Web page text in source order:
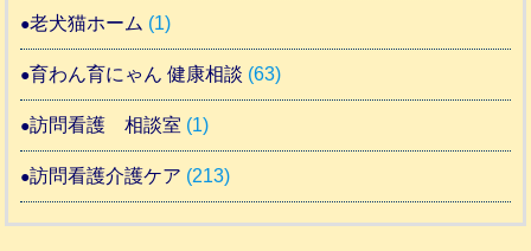
老犬猫ホーム (1)
育わん育にゃん 健康相談 (63)
訪問看護 相談室 (1)
訪問看護介護ケア (213)